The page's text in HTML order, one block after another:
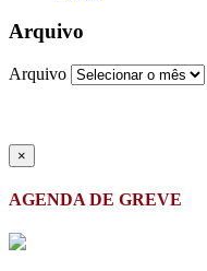
Arquivo
Arquivo
×
AGENDA DE GREVE